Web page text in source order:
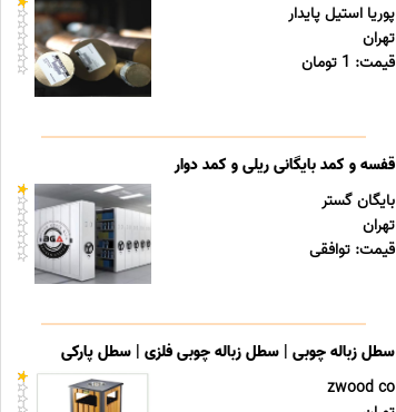
پوریا استیل پایدار
تهران
قیمت: 1 تومان
قفسه و کمد بایگانی ریلی و کمد دوار
بایگان گستر
تهران
قیمت: توافقی
سطل زباله چوبی | سطل زباله چوبی فلزی | سطل پارکی
zwood co